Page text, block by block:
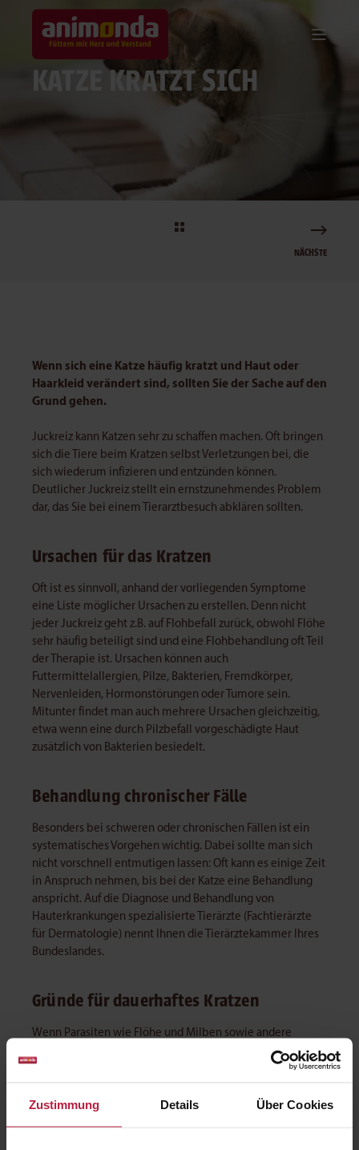
Zustimmung Details Über Cookies
KATZE KRATZT SICH
NÄCHSTE
Wenn sich eine Katze häufig kratzt und Haut oder
Haarkleid verändert sind, sollten Sie der Sache auf den
Grund gehen.
Juckreiz kann Katzen sehr zu schaffen machen. Oft bringen
sich die Tiere beim Kratzen selbst Verletzungen bei, die
sich wiederum infizieren und entzünden können.
Deutlicher Juckreiz stellt ein ernstzunehmendes Problem
dar, das Sie bei einem Tierarztbesuch abklären sollten.
Ursachen für das Kratzen
Oft ist es sinnvoll, anhand der vorliegenden Symptome
eine Liste möglicher Ursachen zu erstellen. Denn nicht
jeder Juckreiz geht z.B. auf Flohbefall zurück, obwohl Flöhe
sehr häufig beteiligt sind und eine Flohbehandlung oft Teil
der Therapie ist. Ursachen können auch
Futtermittelallergien, Pilze, Bakterien, Fremdkörper,
Nervenleiden, Hormonstörungen oder Tumore sein.
Mitunter findet man auch mehrere Ursachen gleichzeitig,
etwa wenn eine durch Pilzbefall vorgeschädigte Haut
zusätzlich von Bakterien besiedelt.
Behandlung chronischer Fälle
Besonders bei schweren oder chronischen Fällen ist ein
systematisches Vorgehen wichtig. Dabei sollte man sich
nicht vorschnell entmutigen lassen: Oft kann es einige Zeit
in Anspruch nehmen, bis bei der Katze eine Behandlung
anspricht. Auf die Diagnose und Behandlung von
Hauterkrankungen spezialisierte Tierärzte (Fachtierärzte
für Dermatologie) nennt Ihnen die Tierärztekammer Ihres
Bundeslandes.
Gründe für dauerhaftes Kratzen
Wenn Parasiten wie Flöhe und Milben sowie andere
Mikroorganismen und Kontaktallergien ausgeschlossen
die so genannten Allergene, also wasserlösliche Eiweiße